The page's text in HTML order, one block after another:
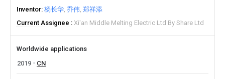
Inventor 杨长华 乔伟 郑祥添
Current Assignee
Xi'an Middle Melting Electric Ltd By Share Ltd
Worldwide applications
2019
CN